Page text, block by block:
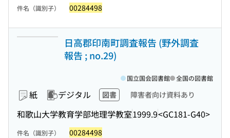
件名（識別子） 00284498
日高郡印南町調査報告 (野外調査
報告 ; no.29)
紙 デジタル 図書 障害者向け資料あり
和歌山大学教育学部地理学教室1999.9<GC181-G40>
国立国会図書館 全国の図書館
件名（識別子） 00284498